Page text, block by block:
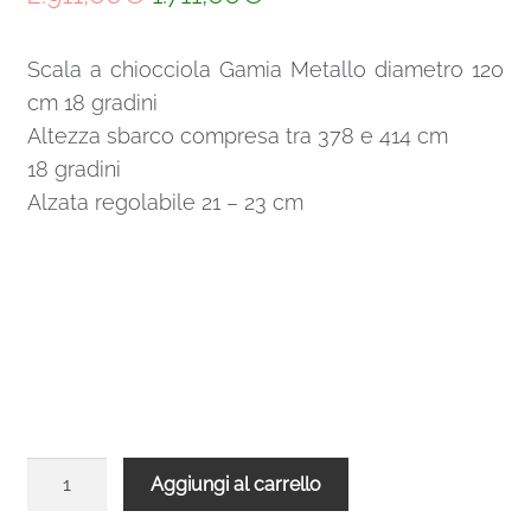
originale attuale
Scala a chiocciola Gamia Metallo diametro 120
cm 18 gradini
Altezza sbarco compresa tra 378 e 414 cm
18 gradini
Alzata regolabile 21 – 23 cm
Aggiungi al carrello